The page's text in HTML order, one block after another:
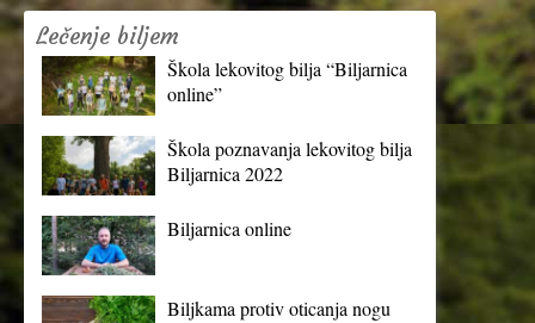
Lečenje biljem
Škola lekovitog bilja “Biljarnica
online”
Škola poznavanja lekovitog bilja
Biljarnica 2022
Biljarnica online
Biljkama protiv oticanja nogu